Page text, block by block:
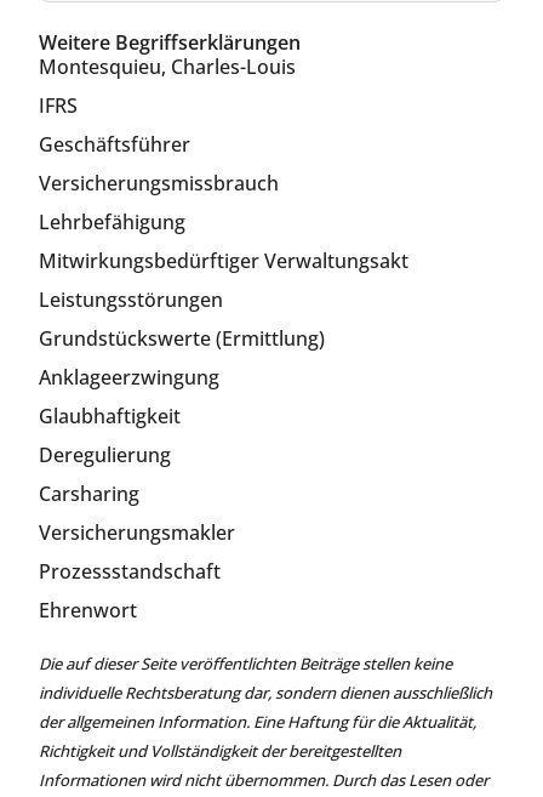
Weitere Begriffserklärungen
Montesquieu, Charles-Louis
IFRS
Geschäftsführer
Versicherungsmissbrauch
Lehrbefähigung
Mitwirkungsbedürftiger Verwaltungsakt
Leistungsstörungen
Grundstückswerte (Ermittlung)
Anklageerzwingung
Glaubhaftigkeit
Deregulierung
Carsharing
Versicherungsmakler
Prozessstandschaft
Ehrenwort
Die auf dieser Seite veröffentlichten Beiträge stellen keine
individuelle Rechtsberatung dar, sondern dienen ausschließlich
der allgemeinen Information. Eine Haftung für die Aktualität,
Richtigkeit und Vollständigkeit der bereitgestellten
Informationen wird nicht übernommen. Durch das Lesen oder